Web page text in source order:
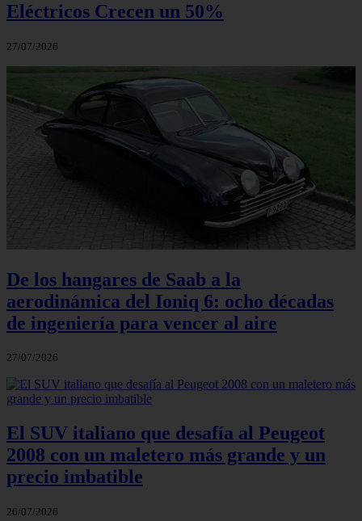
Eléctricos Crecen un 50%
27/07/2026
De los hangares de Saab a la
aerodinámica del Ioniq 6: ocho décadas
de ingeniería para vencer al aire
27/07/2026
El SUV italiano que desafía al Peugeot
2008 con un maletero más grande y un
precio imbatible
26/07/2026